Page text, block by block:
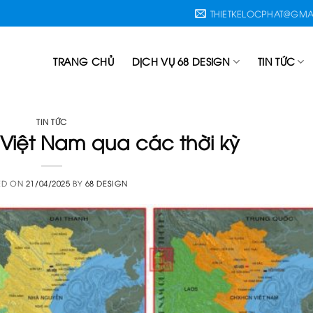
TRANG CHỦ DỊCH VỤ 68 DESIGN TIN TỨC
TIN TỨC
Nam qua các thời kỳ
ON 21/04/2025 BY 68 DESIGN